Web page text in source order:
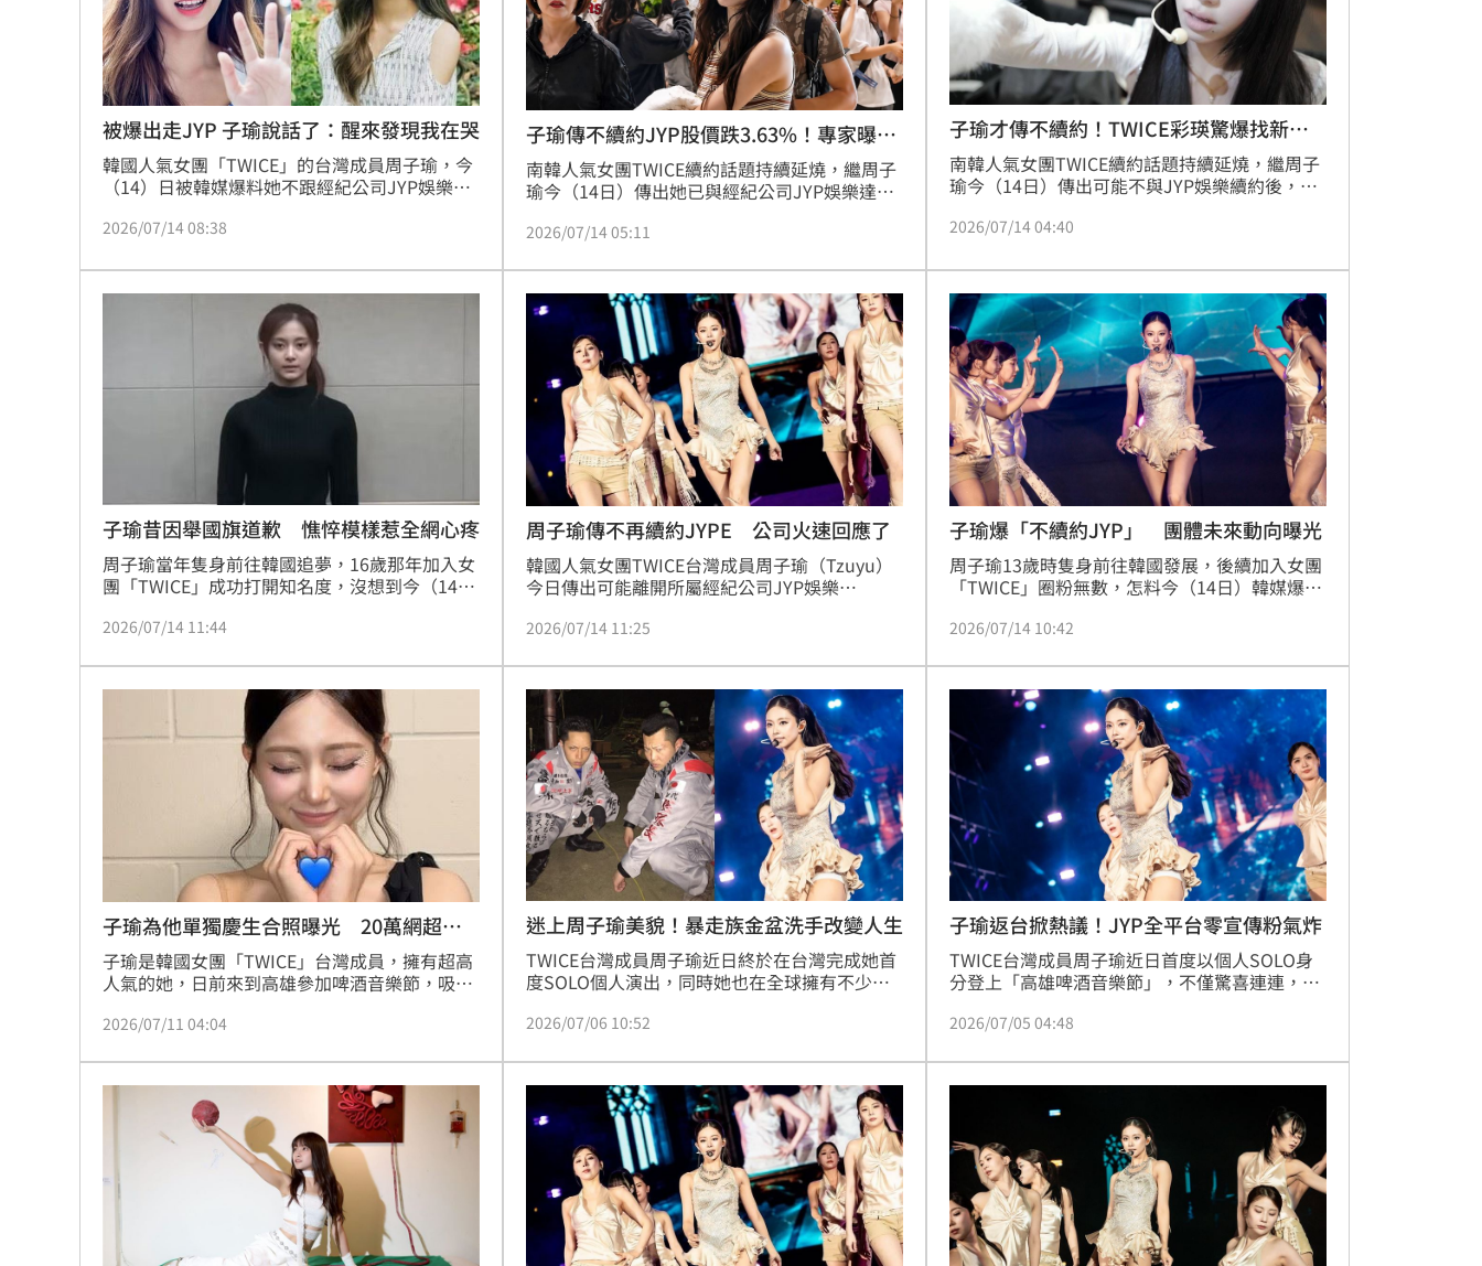
被爆出走JYP 子瑜說話了：醒來發現我在哭
韓國人氣女團「TWICE」的台灣成員周子瑜，今
（14）日被韓媒爆料她不跟經紀公司JYP娛樂續
粉絲平台分享，自己做了一個奇怪的夢，夢中一
愛犬在床上大便，腳不小心沾到了。雖未正面回
應傳聞，不過她輕鬆地分享日常，也讓粉絲緊張
的心情也稍稍緩和。
2026/07/14 08:38
子瑜傳不續約JYP股價跌3.63%！專家曝原
因
南韓人氣女團TWICE續約話題持續延燒，繼周子
瑜今（14日）傳出她已與經紀公司JYP娛樂達成
續參與TWICE團體活動。消息曝光後，不僅迅速
注，JYP娛樂股價當天盤中一路走低，一度跌至
47000韓元，終場收在47850韓元，較前一個交
易日下跌1800韓元，跌幅達3.63%。
2026/07/14 05:11
子瑜才傳不續約！TWICE彩瑛驚爆找新東
家
南韓人氣女團TWICE續約話題持續延燒，繼周子
瑜今（14日）傳出可能不與JYP娛樂續約後，韓
紀公司接觸，外界猜測她正為未來個人發展提前
時間出面回應，強調目前所有成員仍處於續約協
商階段，「相關事項尚未確定」，並未證實外界
傳聞。
2026/07/14 04:40
子瑜昔因舉國旗道歉 憔悴模樣惹全網心疼
周子瑜當年隻身前往韓國追夢，16歲那年加入女
團「TWICE」成功打開知名度，沒想到今（14
則發聲表示仍在討論中，而消息傳開後也讓外界
道歉，讓網友感到心疼。蔡佩伶報導
2026/07/14 11:44
周子瑜傳不再續約JYPE 公司火速回應了
韓國人氣女團TWICE台灣成員周子瑜（Tzuyu）
今日傳出可能離開所屬經紀公司JYP娛樂
報導，周子瑜已決定在合約到期後離開所屬經紀
回應表示，待相關事項確認後會再向外界公布。
林品妤
2026/07/14 11:25
子瑜爆「不續約JYP」 團體未來動向曝光
周子瑜13歲時隻身前往韓國發展，後續加入女團
「TWICE」圈粉無數，怎料今（14日）韓媒爆出
震驚不已，不少人也關注未來團體的發展。
2026/07/14 10:42
子瑜為他單獨慶生合照曝光 20萬網超羨
慕
子瑜是韓國女團「TWICE」台灣成員，擁有超高
人氣的她，日前來到高雄參加啤酒音樂節，吸引
子瑜為「他」單獨慶生的合照流出，讓一票網友
2026/07/11 04:04
迷上周子瑜美貌！暴走族金盆洗手改變人生
TWICE台灣成員周子瑜近日終於在台灣完成她首
度SOLO個人演出，同時她也在全球擁有不少粉
TC Candler的「全球百大美女」中勇奪冠軍，不
改變人生。
2026/07/06 10:52
子瑜返台掀熱議！JYP全平台零宣傳粉氣炸
TWICE台灣成員周子瑜近日首度以個人SOLO身
分登上「高雄啤酒音樂節」，不僅驚喜連連，更
支持，也成為本屆音樂節最受矚目的表演之一。
紀公司JYP娛樂，原因是從活動前到活動後，
TWICE及JYP各大官方社群平台完全沒有任何相
關宣傳，引發不少粉絲質疑子瑜的待遇。
2026/07/05 04:48